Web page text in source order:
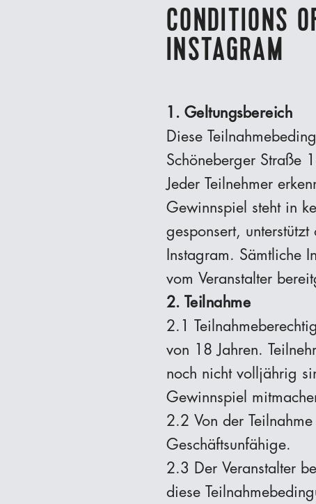
CONDITIONS
INSTAGRAM
1. Geltungsbereich
Diese
Schöneberger Straße
Jeder Teilnehmer
Gewinnspiel steht in
gesponsert,
Instagram. Sämtliche
vom Veranstalter
2. Teilnahme
2.1
von 18 Jahren.
noch nicht volljährig
Gewinnspiel
2.2 Von der
Geschäftsunfähige.
2.3 Der Veranstalter
diese